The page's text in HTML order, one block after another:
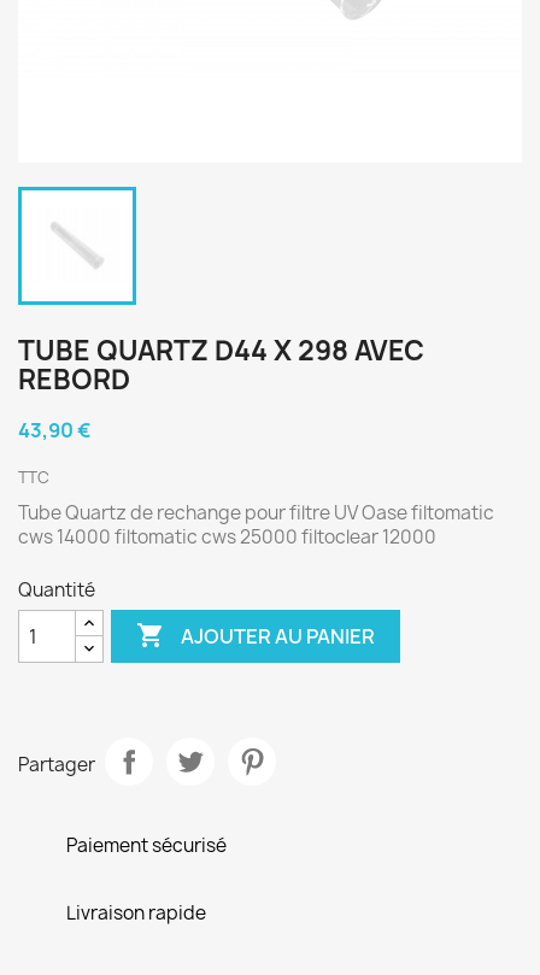
TUBE QUARTZ D44 X 298 AVEC
REBORD
43,90 €
TTC
Tube Quartz de rechange pour filtre UV Oase filtomatic
cws 14000 filtomatic cws 25000 filtoclear 12000
Quantité
 AJOUTER AU PANIER
Partager
Paiement sécurisé
Livraison rapide